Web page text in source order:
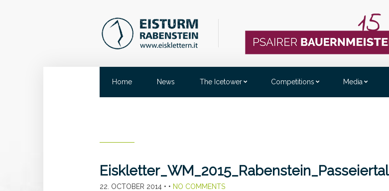
Home News The Icetower Competitions Media
Eiskletter_WM_2015_Rabenstein_Passeiertal
22. OCTOBER 2014• • NO COMMENTS